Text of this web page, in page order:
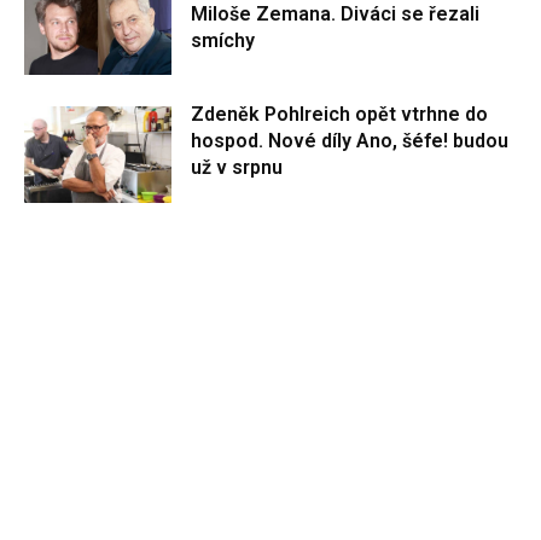
Miloše Zemana. Diváci se řezali
smíchy
Zdeněk Pohlreich opět vtrhne do
hospod. Nové díly Ano, šéfe! budou
už v srpnu